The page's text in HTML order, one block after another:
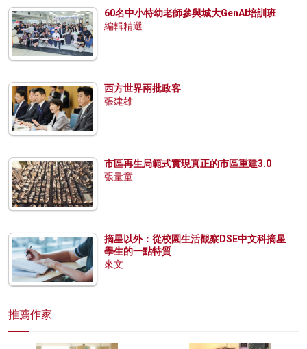
60名中小特幼老師參與城大GenAI培訓班
編輯精選
西方世界兩批政客
張建雄
市區再生局範式實現真正的市區重建3.0
張量童
摘星以外：從校園生活觀察DSE中文科摘星
學生的一點特質
來文
推薦作家